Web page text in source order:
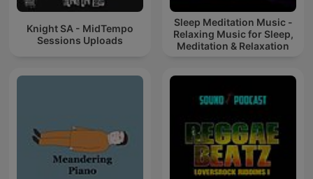
Knight SA - MidTempo
Sessions Uploads
Sleep Meditation Music -
Relaxing Music for Sleep,
Meditation & Relaxation